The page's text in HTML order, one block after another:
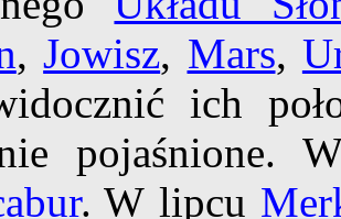
,Jowisz, Mars,
ich
pojaśnione.
. W lipcu